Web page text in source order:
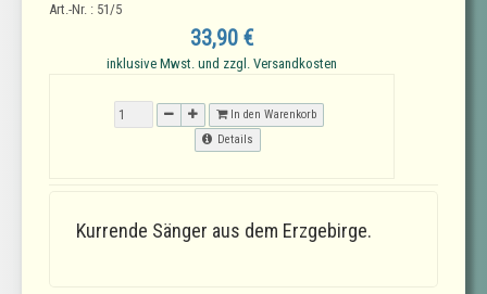
Art.-Nr. : 51/5
33,90 €
inklusive Mwst. und zzgl. Versandkosten
In den Warenkorb
Details
Kurrende Sänger aus dem Erzgebirge.